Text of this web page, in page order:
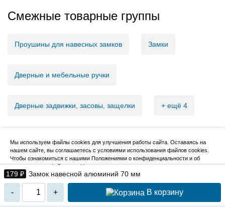
179 ₽ Замок навесной алюминий 70 мм
- + В корзину
Смежные товарные группы
Проушины для навесных замков Замки
Дверные и мебельные ручки
Дверные задвижки, засовы, защелки + ещё 4
2007–2026, НовМетиз
Мы используем файлы cookies для улучшения работы сайта. Оставаясь на
нашем сайте, вы соглашаетесь с условиями использования файлов cookies.
Чтобы ознакомиться с нашими Положениями о конфиденциальности и об
использовании файлов cookie,нажмите здесь.
Я согласен